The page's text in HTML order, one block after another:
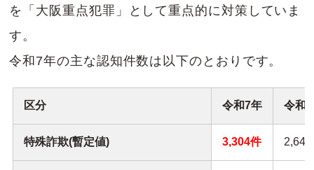
を「大阪重点犯罪」として重点的に対策していま
す。
令和7年の主な認知件数は以下のとおりです。
区分 令和7年 令和
特殊詐欺(暫定値) 3,304件